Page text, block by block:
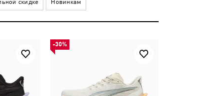
скидке Новинкам
-30%